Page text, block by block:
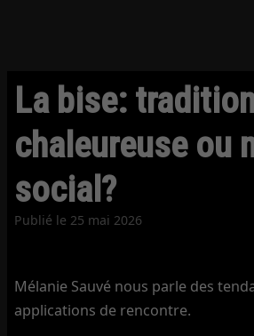
La bise:
chaleureuse ou
social?
Publié le 25 mai 2026
Mélanie Sauvé nous parle des
applications de rencontre.